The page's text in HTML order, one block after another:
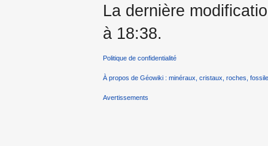
La dernière
à 18:38.
Politique de confidentialité
À propos de Géowiki : minéraux, cristaux, roches,
Avertissements